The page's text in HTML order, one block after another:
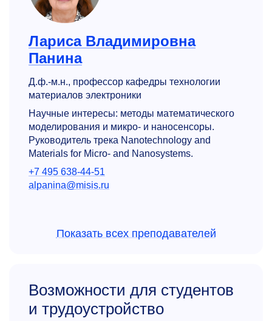
Лариса Владимировна
Панина
Д.ф.-м.н., профессор кафедры технологии
материалов электроники
Научные интересы: методы математического
моделирования и микро- и наносенсоры.
Руководитель трека Nanotechnology and
Materials for Micro- and Nanosystems.
+7 495 638-44-51
alpanina@misis.ru
Александр Тимофеевич
Показать всех преподавателей
Возможности для студентов
и трудоустройство